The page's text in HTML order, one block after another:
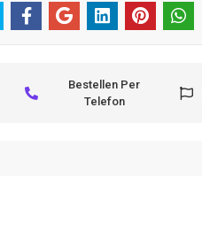
Bestellen Per
Telefon